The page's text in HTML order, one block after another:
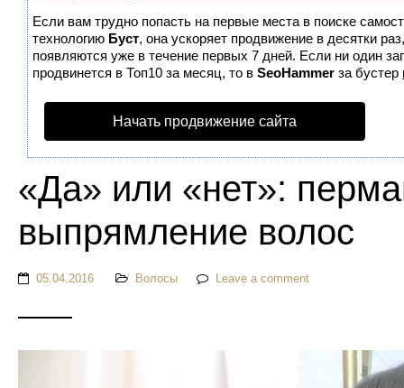
Если вам трудно попасть на первые места в поиске
технологию Буст, она ускоряет продвижение в десятки
появляются уже в течение первых 7 дней. Если ни один
продвинется в Топ10 за месяц, то в SeoHammer за бустер
Начать продвижение сайта
«Да» или «нет»:
выпрямление волос
05.04.2016 Волосы Leave a comment